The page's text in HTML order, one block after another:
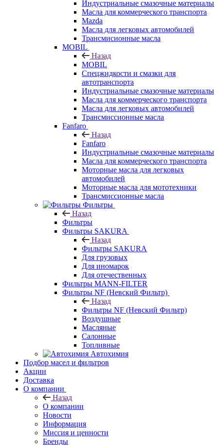
Индустриальные смазочные материалы
Масла для коммерческого транспорта
Mazda
Масла для легковых автомобилей
Трансмисионные масла
MOBIL
Назад
MOBIL
Cпецжидкости и смазки для
автотранспорта
Индустриальные смазочные материалы
Масла для коммерческого транспорта
Масла для легковых автомобилей
Трансмиссионные масла
Fanfaro
Назад
Fanfaro
Индустриальные смазочные материалы
Масла для коммерческого транспорта
Моторные масла для легковых
автомобилей
Моторные масла для мототехники
Трансмиссионные масла
Фильтры
Назад
Фильтры
Фильтры SAKURA
Назад
Фильтры SAKURA
Для грузовых
Для иномарок
Для отечественных
Фильтры MANN-FILTER
Фильтры NF (Невский Фильтр)
Назад
Фильтры NF (Невский Фильтр)
Воздушные
Масляные
Салонные
Топливные
Автохимия
Подбор масел и фильтров
Акции
Доставка
О компании
Назад
О компании
Новости
Информация
Миссия и ценности
Бренды